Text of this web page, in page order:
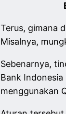
Terus, gimana
Misalnya,
Sebenarnya,
Bank
menggunakan